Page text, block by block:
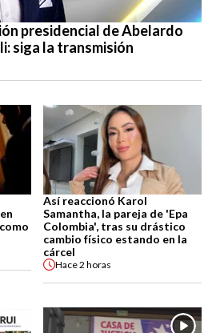
presidencial de Abelardo
siga la transmisión
Así reaccionó Karol
Samantha, la pareja de 'Epa
Colombia', tras su drástico
cambio físico estando en la
cárcel
Hace2 horas